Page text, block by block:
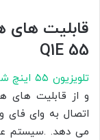
قابلیت های
Q1E 55
تلویزیون ۵۵ اینچ شیائومی مدل Q1E
و از قابلیت های
می دهد. .سیستم